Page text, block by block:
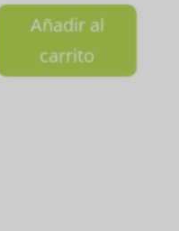
Añadir al
carrito